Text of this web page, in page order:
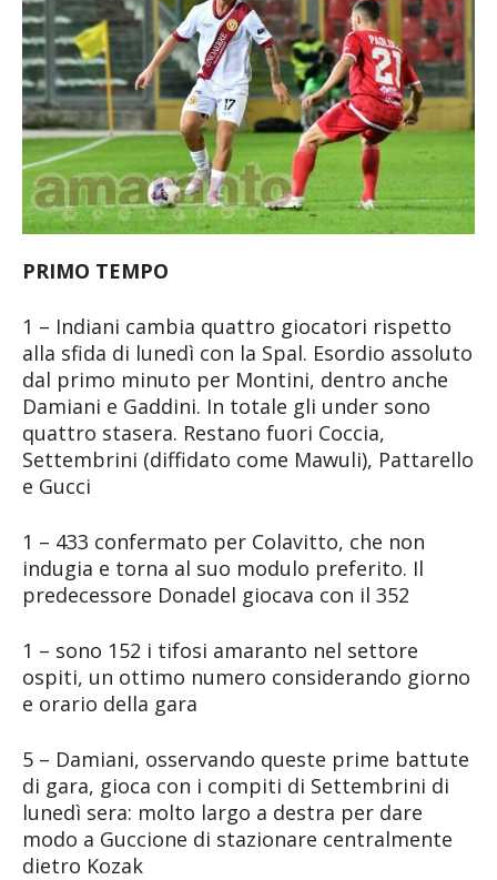
PRIMO TEMPO
1 – Indiani cambia quattro giocatori rispetto
alla sfida di lunedì con la Spal. Esordio assoluto
dal primo minuto per Montini, dentro anche
Damiani e Gaddini. In totale gli under sono
quattro stasera. Restano fuori Coccia,
Settembrini (diffidato come Mawuli), Pattarello
e Gucci
1 – 433 confermato per Colavitto, che non
indugia e torna al suo modulo preferito. Il
predecessore Donadel giocava con il 352
1 – sono 152 i tifosi amaranto nel settore
ospiti, un ottimo numero considerando giorno
e orario della gara
5 – Damiani, osservando queste prime battute
di gara, gioca con i compiti di Settembrini di
lunedì sera: molto largo a destra per dare
modo a Guccione di stazionare centralmente
dietro Kozak